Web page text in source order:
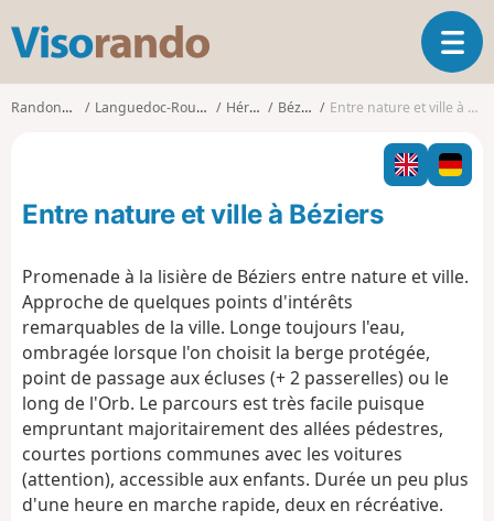
s
o
O
u
i
r
l
v
Randonnées Languedoc-Roussillon Hérault Béziers Entre nature et ville à Béziers
Entre nature et ville à Béziers
Promenade à la lisière de Béziers entre nature et ville.
Approche de quelques points d'intérêts
remarquables de la ville. Longe toujours l'eau,
ombragée lorsque l'on choisit la berge protégée,
point de passage aux écluses (+ 2 passerelles) ou le
long de l'Orb. Le parcours est très facile puisque
empruntant majoritairement des allées pédestres,
courtes portions communes avec les voitures
(attention), accessible aux enfants. Durée un peu plus
d'une heure en marche rapide, deux en récréative.